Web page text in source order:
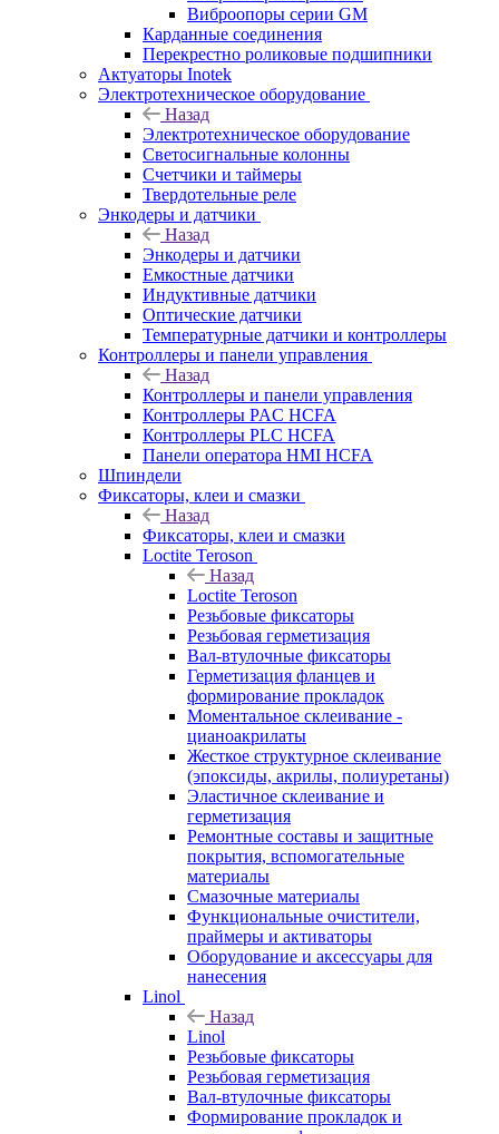
Виброопоры серии GM
Карданные соединения
Перекрестно роликовые подшипники
Актуаторы Inotek
Электротехническое оборудование
Назад
Электротехническое оборудование
Светосигнальные колонны
Счетчики и таймеры
Твердотельные реле
Энкодеры и датчики
Назад
Энкодеры и датчики
Емкостные датчики
Индуктивные датчики
Оптические датчики
Температурные датчики и контроллеры
Контроллеры и панели управления
Назад
Контроллеры и панели управления
Контроллеры PAC HCFA
Контроллеры PLC HCFA
Панели оператора HMI HCFA
Шпиндели
Фиксаторы, клеи и смазки
Назад
Фиксаторы, клеи и смазки
Loctite Teroson
Назад
Loctite Teroson
Резьбовые фиксаторы
Резьбовая герметизация
Вал-втулочные фиксаторы
Герметизация фланцев и
формирование прокладок
Моментальное склеивание -
цианоакрилаты
Жесткое структурное склеивание
(эпоксиды, акрилы, полиуретаны)
Эластичное склеивание и
герметизация
Ремонтные составы и защитные
покрытия, вспомогательные
материалы
Смазочные материалы
Функциональные очистители,
праймеры и активаторы
Оборудование и аксессуары для
нанесения
Linol
Назад
Linol
Резьбовые фиксаторы
Резьбовая герметизация
Вал-втулочные фиксаторы
Формирование прокладок и